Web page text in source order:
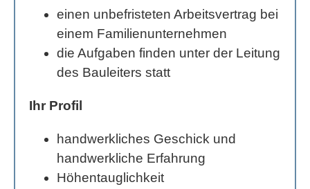
einen unbefristeten Arbeitsvertrag bei
einem Familienunternehmen
die Aufgaben finden unter der Leitung
des Bauleiters statt
Ihr Profil
handwerkliches Geschick und
handwerkliche Erfahrung
Höhentauglichkeit